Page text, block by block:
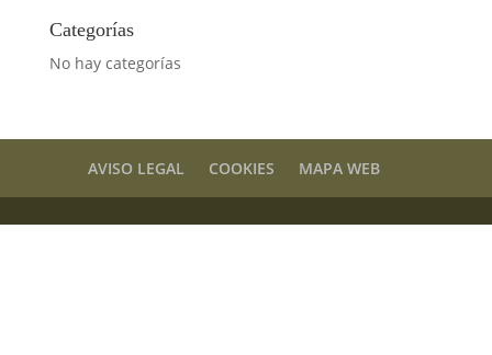
Categorías
No hay categorías
AVISO LEGAL COOKIES MAPA WEB